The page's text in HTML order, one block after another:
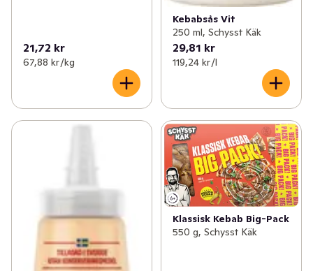
21,72 kr
67,88 kr /kg
Kebabsås Vit
250 ml, Schysst Käk
29,81 kr
119,24 kr /l
Klassisk Kebab Big-Pack
550 g, Schysst Käk